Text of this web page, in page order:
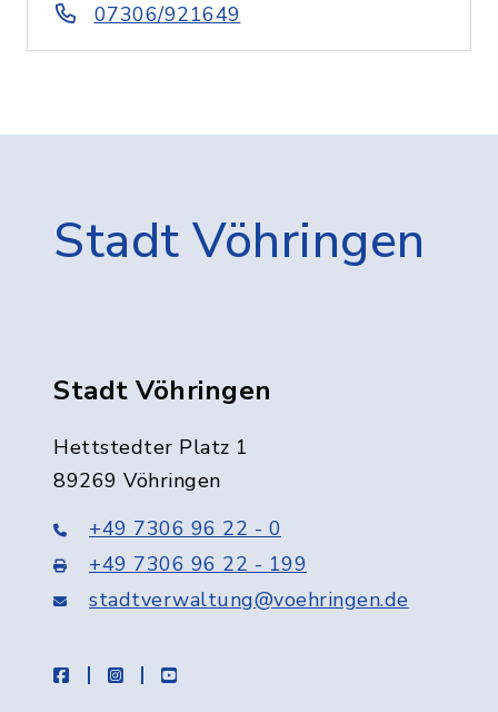
07306/921649
Stadt Vöhringen
Stadt Vöhringen
Hettstedter Platz 1
89269 Vöhringen
+49 7306 96 22 - 0
+49 7306 96 22 - 199
stadtverwaltung@voehringen.de
facebookinstagramyoutube